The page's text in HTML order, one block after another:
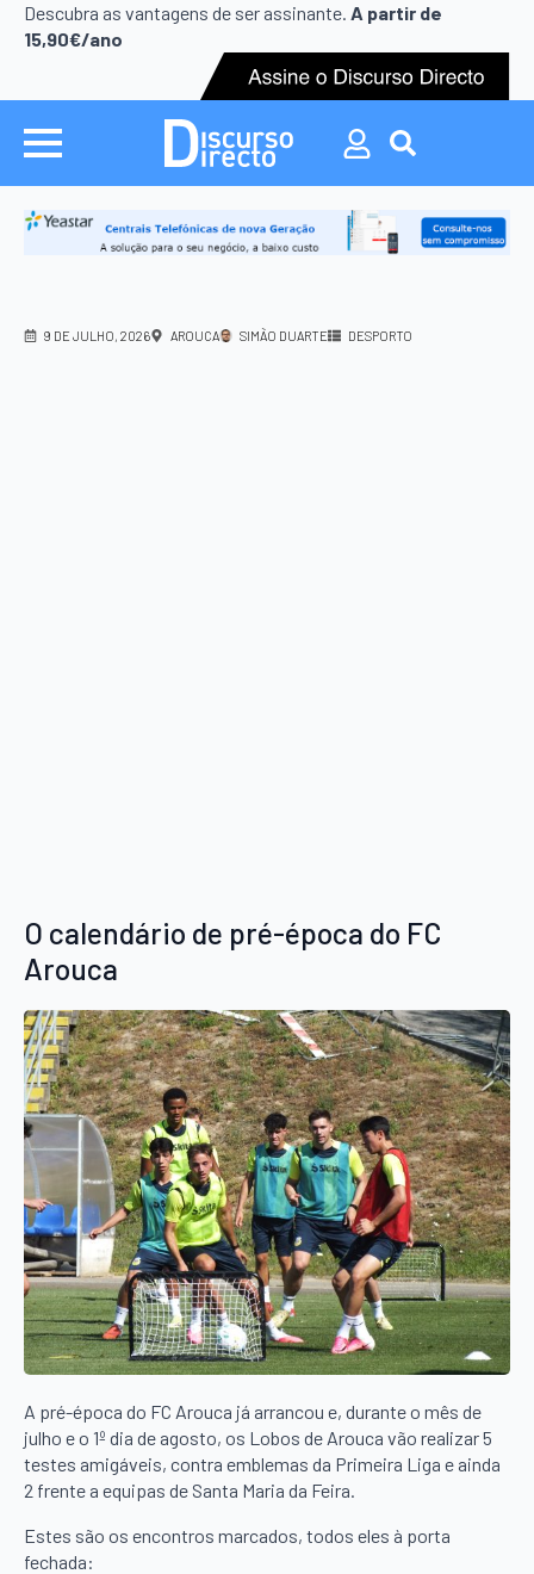
Descubra as vantagens de ser assinante. A partir de
15,90€/ano
Search
for:
Search
9 DE JULHO, 2026 AROUCA SIMÃO DUARTE DESPORTO
O calendário de pré-época do FC
Arouca
A pré-época do FC Arouca já arrancou e, durante o mês de
julho e o 1º dia de agosto, os Lobos de Arouca vão realizar 5
testes amigáveis, contra emblemas da Primeira Liga e ainda
2 frente a equipas de Santa Maria da Feira.
Estes são os encontros marcados, todos eles à porta
fechada: